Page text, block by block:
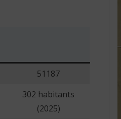
51187
302 habitants
(2025)